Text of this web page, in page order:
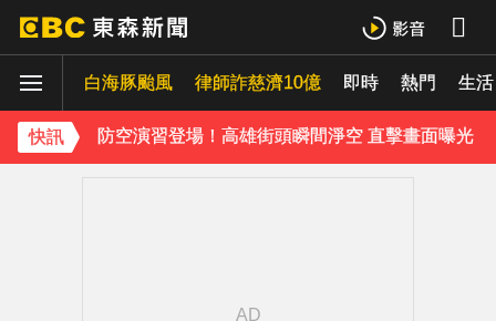
白海豚颱風 律師詐慈濟10億 即時 熱門 生活
快訊
慈濟採購BNT遭詐10億 基金會：將全力配合調查
防空演習登場！高雄街頭瞬間淨空 直擊畫面曝光